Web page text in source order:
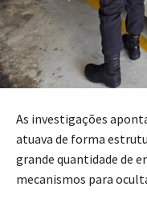
As investigações
atuava de forma
grande quantidade de
mecanismos para